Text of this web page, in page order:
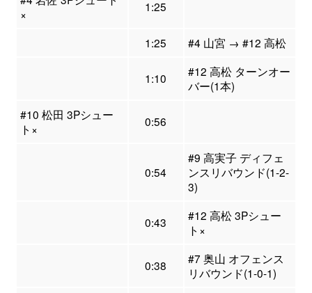
×
1:25
1:25 #4 山宮 → #12 高松
1:10
#12 高松 ターンオー
バー(1本)
#10 松田 3Pシュー
ト×
0:56
0:54
#9 高実子 ディフェ
ンスリバウンド(1-2-
3)
0:43
#12 高松 3Pシュー
ト×
0:38
#7 奥山 オフェンス
リバウンド(1-0-1)